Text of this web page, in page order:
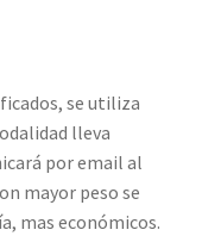
se utiliza
lleva
por email al
mayor peso se
mas económicos.